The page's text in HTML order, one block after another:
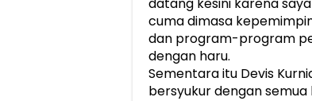
datang kesini karena
cuma dimasa
dan program-program
dengan haru.
Sementara itu Devis
bersyukur dengan